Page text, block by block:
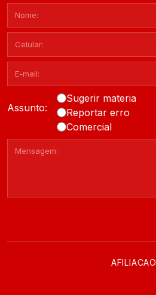
Assunto:
Sugerir materia
Reportar erro
Comercial
AFILIACAO